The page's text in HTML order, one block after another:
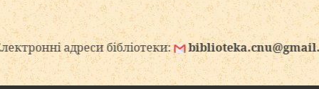
адреси бібліотеки: biblioteka.cnu@gmail.com